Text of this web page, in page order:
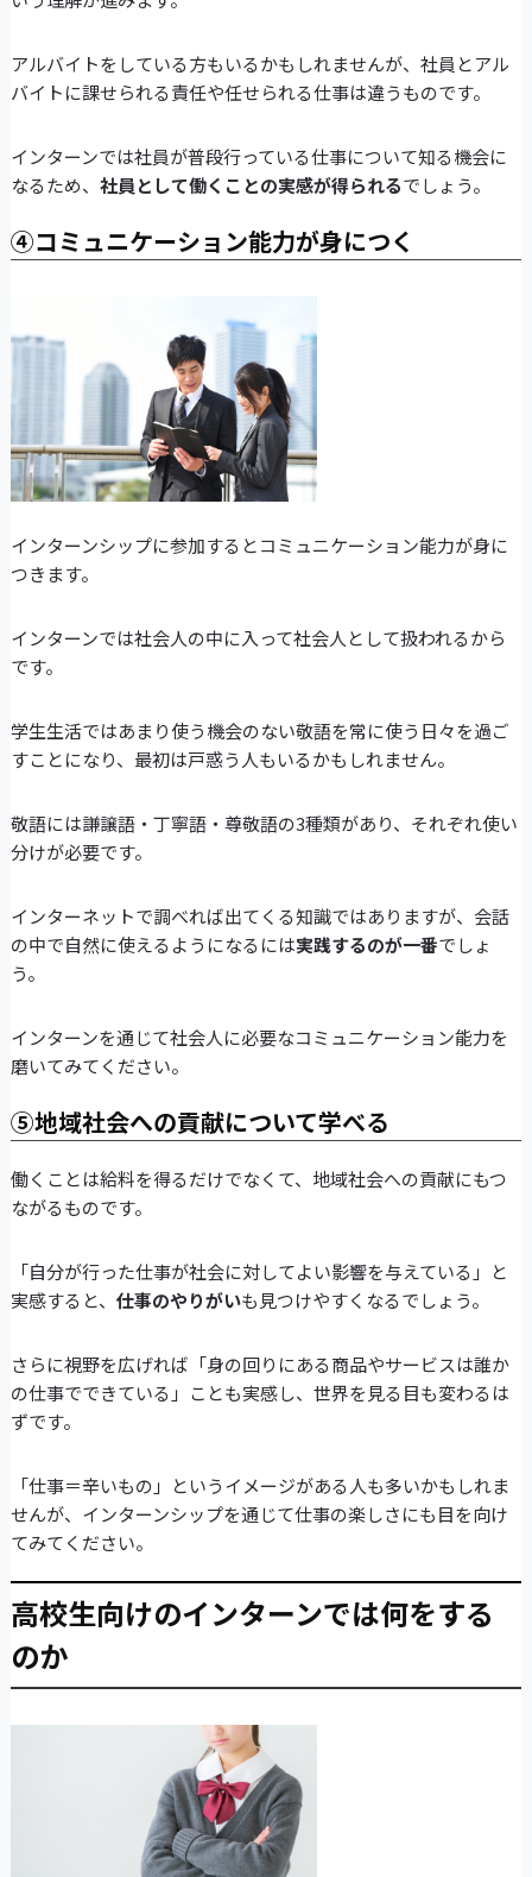
アルバイトをしている方もいるかもしれませんが、社員とアル
バイトに課せられる責任や任せられる仕事は違うものです。
インターンでは社員が普段行っている仕事について知る機会に
なるため、 社員として働くことの実感が得られるでしょう。
④コミュニケーション能力が身につく
インターンシップに参加するとコミュニケーション能力が身に
つきます。
インターンでは社会人の中に入って社会人として扱われるから
です。
学生生活ではあまり使う機会のない敬語を常に使う日々を過ご
すことになり、最初は戸惑う人もいるかもしれません。
敬語には謙譲語・丁寧語・尊敬語の3種類があり、それぞれ使い
分けが必要です。
インターネットで調べれば出てくる知識ではありますが、会話
の中で自然に使えるようになるには実践するのが一番でしょ
う。
インターンを通じて社会人に必要なコミュニケーション能力を
磨いてみてください。
⑤地域社会への貢献について学べる
働くことは給料を得るだけでなくて、地域社会への貢献にもつ
ながるものです。
「自分が行った仕事が社会に対してよい影響を与えている」と
実感すると、 仕事のやりがいも見つけやすくなるでしょう。
さらに視野を広げれば「身の回りにある商品やサービスは誰か
の仕事でできている」ことも実感し、世界を見る目も変わるは
ずです。
「仕事＝辛いもの」というイメージがある人も多いかもしれま
せんが、インターンシップを通じて仕事の楽しさにも目を向け
てみてください。
高校生向けのインターンでは何をする
のか